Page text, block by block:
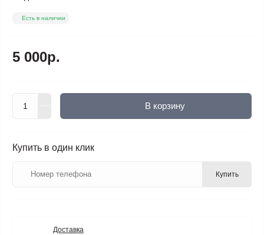
Есть в наличии
5 000р.
В корзину
Купить в один клик
Купить
Доставка